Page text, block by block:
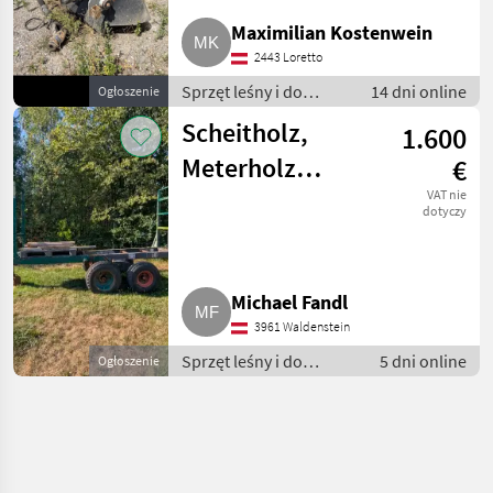
Ogłoszenie
Maximilian Kostenwein
2443 Loretto
Sprzęt leśny i do
obróbki drewna / Inny
sprzęt leśny i do
obróbki drewna
14 dni online
Ogłoszenie
Scheitholz,
Meterholz
1.600
€
VAT nie
dotyczy
Michael Fandl
3961 Waldenstein
Sprzęt leśny i do
obróbki drewna / Inny
5 dni online